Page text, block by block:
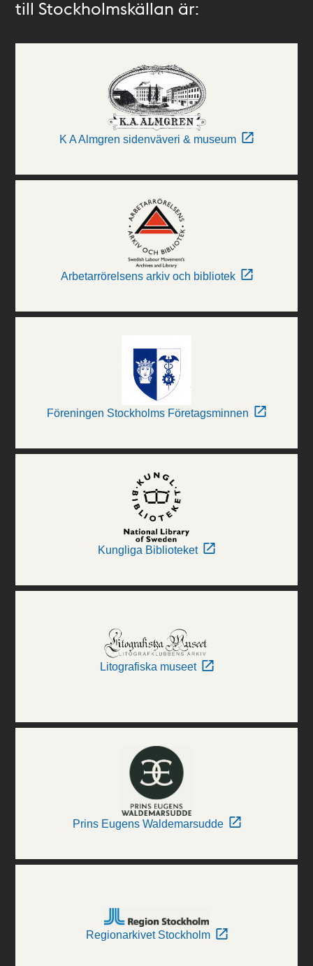
till Stockholmskällan är:
K A Almgren sidenväveri & museum
Arbetarrörelsens arkiv och bibliotek
Föreningen Stockholms Företagsminnen
Kungliga Biblioteket
Litografiska museet
Prins Eugens Waldemarsudde
Regionarkivet Stockholm